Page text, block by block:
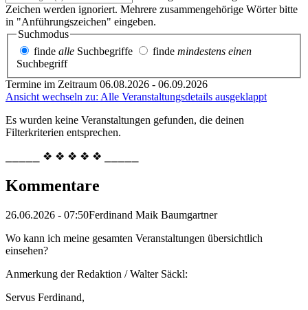
Zeichen werden ignoriert. Mehrere zusammengehörige Wörter bitte
in "Anführungszeichen" eingeben.
Suchmodus
finde alle Suchbegriffe finde mindestens einen
Suchbegriff
Termine im Zeitraum 06.08.2026 - 06.09.2026
Ansicht wechseln zu: Alle Veranstaltungsdetails ausgeklappt
Es wurden keine Veranstaltungen gefunden, die deinen
Filterkriterien entsprechen.
⎯⎯⎯⎯⎯ ❖ ❖ ❖ ❖ ❖ ⎯⎯⎯⎯⎯
Kommentare
26.06.2026 - 07:50Ferdinand Maik Baumgartner
Wo kann ich meine gesamten Veranstaltungen übersichtlich
einsehen?
Anmerkung der Redaktion /Walter Säckl:
Servus Ferdinand,